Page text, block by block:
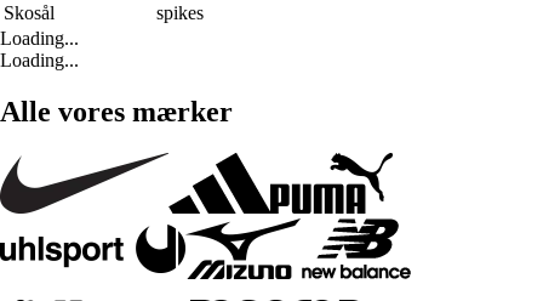
Skosål
spikes
Loading...
Loading...
Alle vores mærker